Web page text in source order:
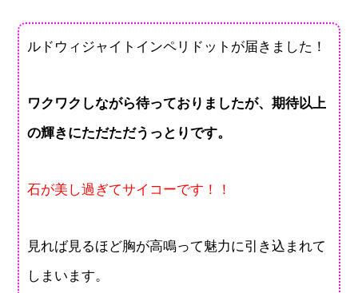
ルドウィジャイトインペリドットが届きました！
ワクワクしながら待っておりましたが、期待以上
の輝きにただただうっとりです。
石が美し過ぎてサイコーです！！
見れば見るほど胸が高鳴って魅力に引き込まれて
しまいます。